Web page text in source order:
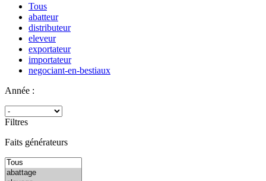
Tous
abatteur
distributeur
eleveur
exportateur
importateur
negociant-en-bestiaux
Année :
Filtres
Faits générateurs